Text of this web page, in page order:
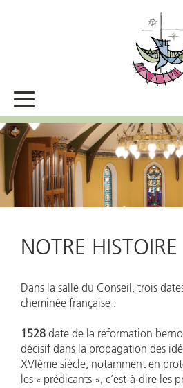
NOTRE HISTOIRE
Dans la salle du Conseil, trois
cheminée française :
1528 date de la réformation
décisif dans la propagation des
XVIème siècle, notamment en
les « prédicants », c’est-à-dire les